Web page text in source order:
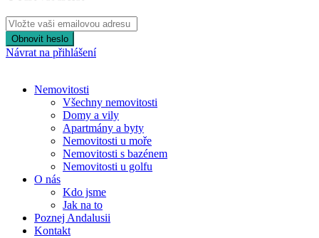
Obnovit heslo
Návrat na přihlášení
Nemovitosti
Všechny nemovitosti
Domy a vily
Apartmány a byty
Nemovitosti u moře
Nemovitosti s bazénem
Nemovitosti u golfu
O nás
Kdo jsme
Jak na to
Poznej Andalusii
Kontakt